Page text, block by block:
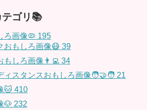
ゴリ📚
ろ画像🦠 195
おもしろ画像😷 39
もしろ画像👨‍💻 34
ィスタンスおもしろ画像🧑‍🤝‍🧑 21
🐱 410
🐶 232